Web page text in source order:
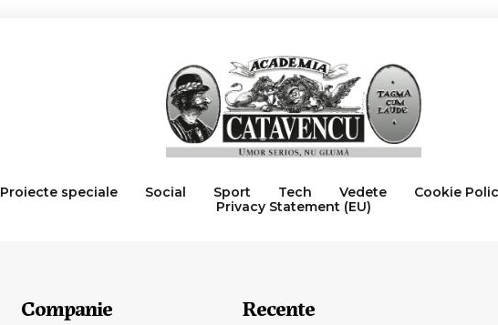
Proiecte speciale Social Sport Tech Vedete Cookie
Privacy Statement (EU)
Companie Recente